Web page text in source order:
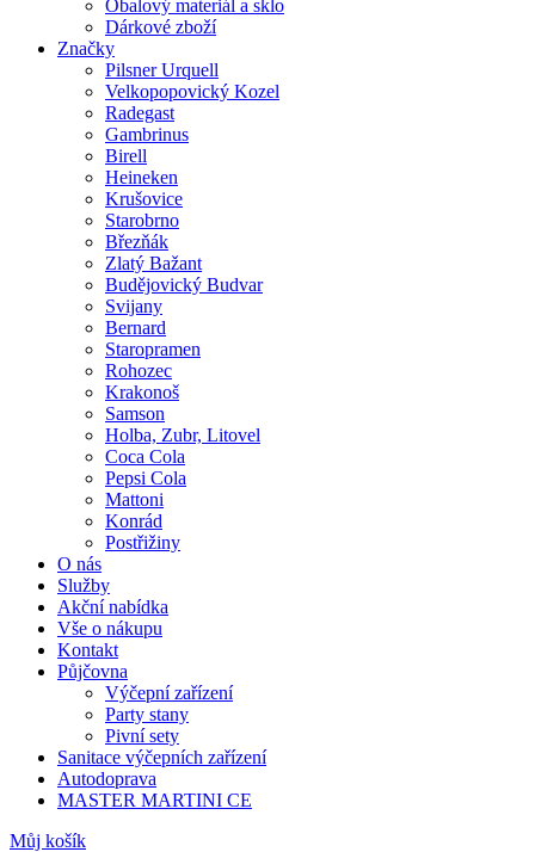
Obalový materiál a sklo
Dárkové zboží
Značky
Pilsner Urquell
Velkopopovický Kozel
Radegast
Gambrinus
Birell
Heineken
Krušovice
Starobrno
Březňák
Zlatý Bažant
Budějovický Budvar
Svijany
Bernard
Staropramen
Rohozec
Krakonoš
Samson
Holba, Zubr, Litovel
Coca Cola
Pepsi Cola
Mattoni
Konrád
Postřižiny
O nás
Služby
Akční nabídka
Vše o nákupu
Kontakt
Půjčovna
Výčepní zařízení
Party stany
Pivní sety
Sanitace výčepních zařízení
Autodoprava
MASTER MARTINI CE
Můj košík